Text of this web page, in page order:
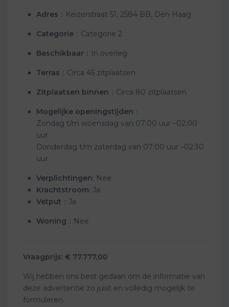
Adres ：Keizerstraat 51, 2584 BB, Den Haag
Categorie ：Categorie 2
Beschikbaar ：In overleg
Terras ：Circa 45 zitplaatsen
Zitplaatsen binnen ：Circa 80 zitplaatsen
Mogelijke openingstijden ：
Zondag t/m woensdag van 07:00 uur –02:00
uur
Donderdag t/m zaterdag van 07:00 uur –02:30
uur
Verplichtingen: Nee
Krachtstroom: Ja
Vetput ：Ja
Woning ：Nee
Vraagprijs: € 77.777,00
Wij hebben ons best gedaan om de informatie van
deze advertentie zo juist en volledig mogelijk te
formuleren.